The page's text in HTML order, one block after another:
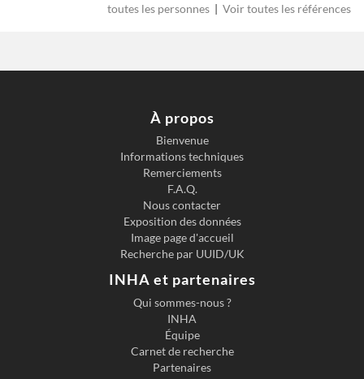
toutes les personnes | Voir toutes les références
À propos
Bienvenue
Informations techniques
Remerciements
F.A.Q.
Nous contacter
Exposition des données
Image page d'accueil
Recherche par UUID/UK
INHA et partenaires
Qui sommes-nous ?
INHA
Équipe
Carnet de recherche
Partenaires